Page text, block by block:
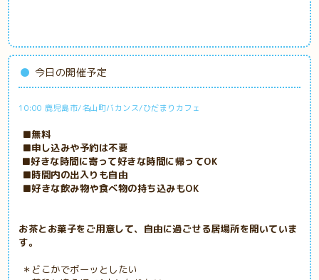
今日の開催予定
10:00 鹿児島市/名山町バカンス/ひだまりカフェ
■無料
■申し込みや予約は不要
■好きな時間に寄って好きな時間に帰ってOK
■時間内の出入りも自由
■好きな飲み物や食べ物の持ち込みもOK
お茶とお菓子をご用意して、自由に過ごせる居場所を開いていま
す。
＊どこかでボーッとしたい